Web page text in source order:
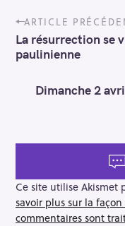
P
o
s
t
a
o
n
ARTICLE
La résurrection se
paulinienne
Dimanche 2
Ce site utilise Akismet
savoir plus sur la
commentaires sont
e
r
c
e